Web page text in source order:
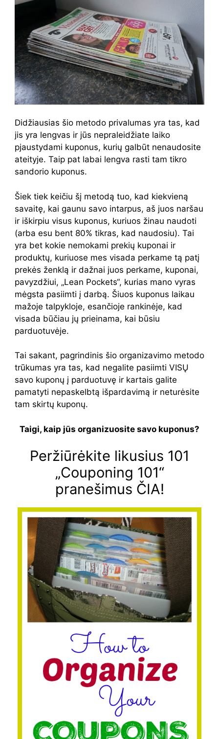
Didžiausias šio metodo privalumas yra tas, kad
jis yra lengvas ir jūs nepraleidžiate laiko
pjaustydami kuponus, kurių galbūt nenaudosite
ateityje. Taip pat labai lengva rasti tam tikro
sandorio kuponus.
Šiek tiek keičiu šį metodą tuo, kad kiekvieną
savaitę, kai gaunu savo intarpus, aš juos naršau
ir iškirpiu visus kuponus, kuriuos žinau naudoti
(arba esu bent 80% tikras, kad naudosiu). Tai
yra bet kokie nemokami prekių kuponai ir
produktų, kuriuose mes visada perkame tą patį
prekės ženklą ir dažnai juos perkame, kuponai,
pavyzdžiui, „Lean Pockets“, kurias mano vyras
mėgsta pasiimti į darbą. Šiuos kuponus laikau
mažoje talpykloje, esančioje rankinėje, kad
visada būčiau jų prieinama, kai būsiu
parduotuvėje.
Tai sakant, pagrindinis šio organizavimo metodo
trūkumas yra tas, kad negalite pasiimti VISŲ
savo kuponų į parduotuvę ir kartais galite
pamatyti nepaskelbtą išpardavimą ir neturėsite
tam skirtų kuponų.
Taigi, kaip jūs organizuosite savo kuponus?
Peržiūrėkite likusius 101
„Couponing 101“
pranešimus ČIA!